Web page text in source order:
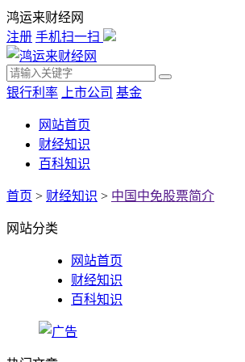
鸿运来财经网
注册 手机扫一扫
银行利率 上市公司 基金
网站首页
财经知识
百科知识
首页 > 财经知识 > 中国中免股票简介
网站分类
网站首页
财经知识
百科知识